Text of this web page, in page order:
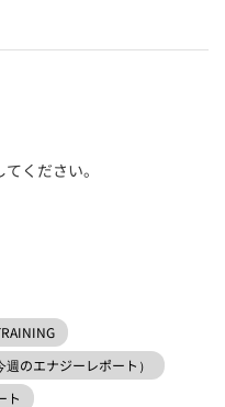
てください。
のエナジーレポート）
ト